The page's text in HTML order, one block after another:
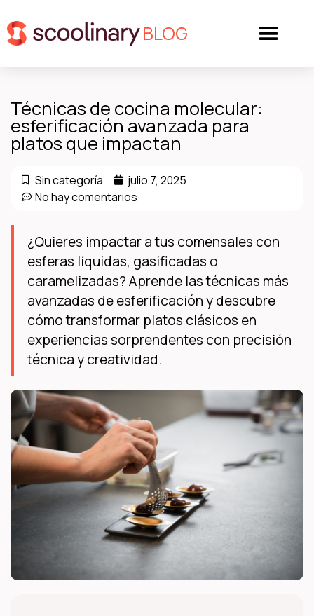
BLOG
Técnicas de cocina molecular:
esferificación avanzada para
platos que impactan
Sin categoría
julio 7, 2025
No hay comentarios
¿Quieres impactar a tus comensales con
esferas líquidas, gasificadas o
caramelizadas? Aprende las técnicas más
avanzadas de esferificación y descubre
cómo transformar platos clásicos en
experiencias sorprendentes con precisión
técnica y creatividad.